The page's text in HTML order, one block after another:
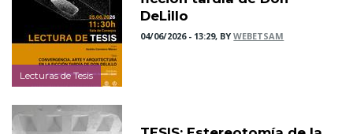
Lecturas de Tesis
DeLillo
04/06/2026 - 13:29, BYWEBETSAM